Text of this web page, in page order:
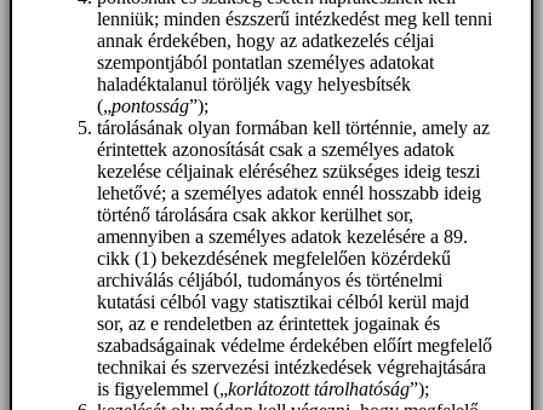
lenniük; minden észszerű intézkedést meg kell tenni
annak érdekében, hogy az adatkezelés céljai
szempontjából pontatlan személyes adatokat
haladéktalanul töröljék vagy helyesbítsék
(„pontosság”);
tárolásának olyan formában kell történnie, amely az
érintettek azonosítását csak a személyes adatok
kezelése céljainak eléréséhez szükséges ideig teszi
lehetővé; a személyes adatok ennél hosszabb ideig
történő tárolására csak akkor kerülhet sor,
amennyiben a személyes adatok kezelésére a 89.
cikk (1) bekezdésének megfelelően közérdekű
archiválás céljából, tudományos és történelmi
kutatási célból vagy statisztikai célból kerül majd
sor, az e rendeletben az érintettek jogainak és
szabadságainak védelme érdekében előírt megfelelő
technikai és szervezési intézkedések végrehajtására
is figyelemmel („korlátozott tárolhatóság”);